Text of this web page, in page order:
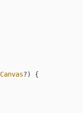
Canvas?)
{